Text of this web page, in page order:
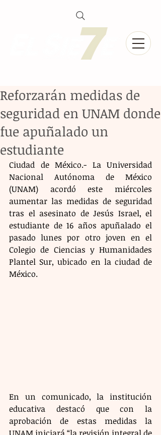
Reforzarán medidas de
seguridad en UNAM donde
fue apuñalado un
estudiante
Ciudad de México.- La Universidad
Nacional Autónoma de México
(UNAM) acordó este miércoles
aumentar las medidas de seguridad
tras el asesinato de Jesús Israel, el
estudiante de 16 años apuñalado el
pasado lunes por otro joven en el
Colegio de Ciencias y Humanidades
Plantel Sur, ubicado en la ciudad de
México.
En un comunicado, la institución
educativa destacó que con la
aprobación de estas medidas la